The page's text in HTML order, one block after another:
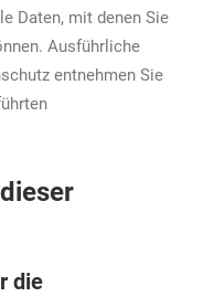
Daten, mit denen Sie
Ausführliche
entnehmen Sie
die